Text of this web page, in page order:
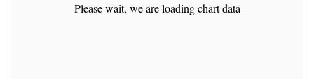
Please wait, we are loading chart data